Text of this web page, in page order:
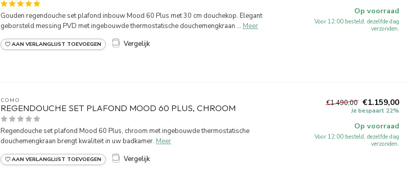
Gouden regendouche set plafond inbouw Mood 60 Plus met 30 cm douchekop. Elegant
geborsteld messing PVD met ingebouwde thermostatische douchemengkraan ... Meer
AAN VERLANGLIJST TOEVOEGEN Vergelijk
Op voorraad
Voor 12:00 besteld, dezelfde dag
verzonden.
COMO
REGENDOUCHE SET PLAFOND MOOD 60 PLUS, CHROOM
Regendouche set plafond Mood 60 Plus, chroom met ingebouwde thermostatische
douchemengkraan brengt kwaliteit in uw badkamer. Meer
AAN VERLANGLIJST TOEVOEGEN Vergelijk
€1.490,00 €1.159,00
Je bespaart 22%
Op voorraad
Voor 12:00 besteld, dezelfde dag
verzonden.